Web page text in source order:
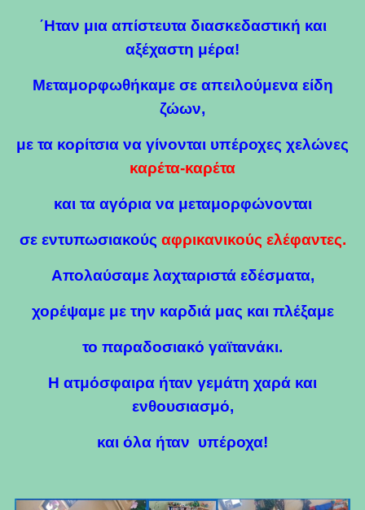
΄Ηταν μια απίστευτα διασκεδαστική και
αξέχαστη μέρα!
Μεταμορφωθήκαμε σε απειλούμενα είδη
ζώων,
με τα κορίτσια να γίνονται υπέροχες χελώνες
καρέτα-καρέτα
και τα αγόρια να μεταμορφώνονται
σε εντυπωσιακούς αφρικανικούς ελέφαντες.
Απολαύσαμε λαχταριστά εδέσματα,
χορέψαμε με την καρδιά μας και πλέξαμε
το παραδοσιακό γαϊτανάκι.
Η ατμόσφαιρα ήταν γεμάτη χαρά και
ενθουσιασμό,
και όλα ήταν υπέροχα!